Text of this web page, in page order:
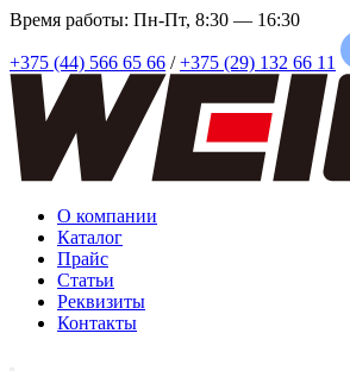
Время работы: Пн-Пт, 8:30 — 16:30
+375 (44) 566 65 66 / +375 (29) 132 66 11
О компании
Каталог
Прайс
Статьи
Реквизиты
Контакты